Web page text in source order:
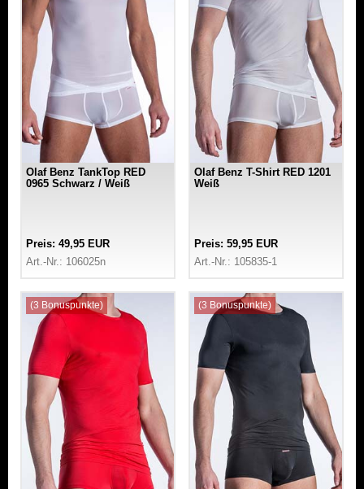
Olaf Benz TankTop RED
0965 Schwarz / Weiß
Preis: 49,95 EUR
Art.-Nr.: 106025n
Olaf Benz T-Shirt RED 1201
Weiß
Preis: 59,95 EUR
Art.-Nr.: 105835-1
(3 Bonuspunkte) (3 Bonuspunkte)